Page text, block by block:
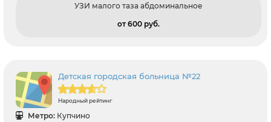
УЗИ малого таза абдоминальное
от 600 pуб.
Детская городская больница №22
Народный рейтинг
Метро: Купчино